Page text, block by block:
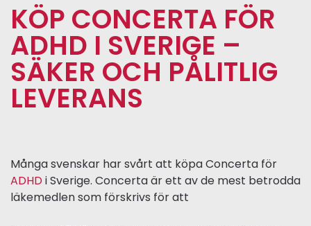
KÖP CONCERTA FÖR
ADHD I SVERIGE –
SÄKER OCH PÅLITLIG
LEVERANS
Många svenskar har svårt att köpa Concerta för
ADHDi Sverige. Concerta är ett av de mest betrodda
läkemedlen som förskrivs för att